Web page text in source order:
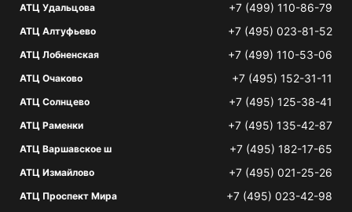
АТЦ Удальцова +7 (499) 110-86-79
АТЦ Алтуфьево +7 (495) 023-81-52
АТЦ Лобненская +7 (499) 110-53-06
АТЦ Очаково +7 (495) 152-31-11
АТЦ Солнцево +7 (495) 125-38-41
АТЦ Раменки +7 (495) 135-42-87
АТЦ Варшавское ш +7 (495) 182-17-65
АТЦ Измайлово +7 (495) 021-25-26
АТЦ Проспект Мира +7 (495) 023-42-98